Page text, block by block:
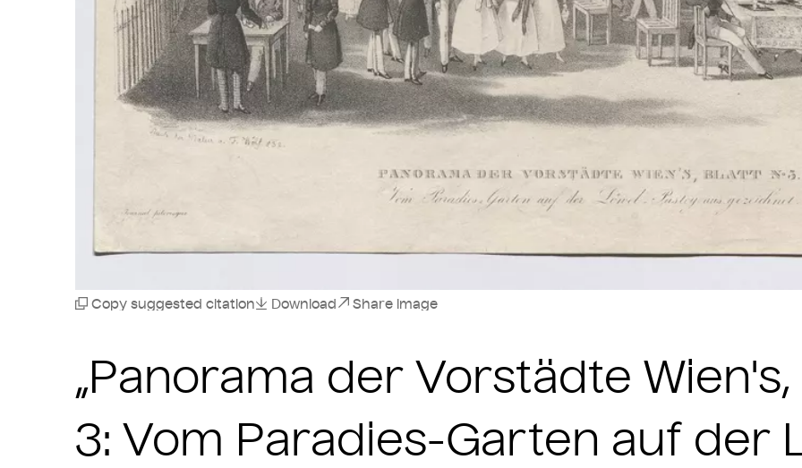
„Panorama der Vorstädte Wien's,
3: Vom Paradies-Garten auf der
Copy suggested citation Download Share image